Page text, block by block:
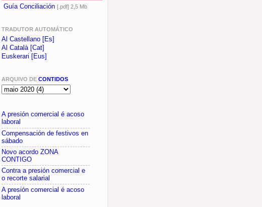
Guía Conciliación [.pdf] 2,5 Mb
TRADUTOR AUTOMÁTICO
Al Castellano [Es]
Al Català [Cat]
Euskerari [Eus]
ARQUIVO DE CONTIDOS
A presión comercial é acoso
laboral
Compensación de festivos en
sábado
Novo acordo ZONA
CONTIGO
Contra a presión comercial e
o recorte salarial
A presión comercial é acoso
laboral